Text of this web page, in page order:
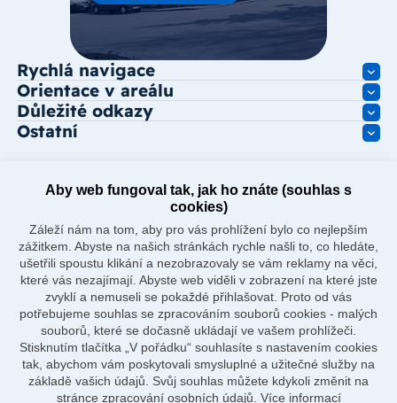
Rychlá navigace
Orientace v areálu
Důležité odkazy
Ostatní
Aby web fungoval tak, jak ho znáte (souhlas s
cookies)
Záleží nám na tom, aby pro vás prohlížení bylo co nejlepším
zážitkem. Abyste na našich stránkách rychle našli to, co hledáte,
ušetřili spoustu klikání a nezobrazovaly se vám reklamy na věci,
které vás nezajímají. Abyste web viděli v zobrazení na které jste
zvyklí a nemuseli se pokaždé přihlašovat. Proto od vás
potřebujeme souhlas se zpracováním souborů cookies - malých
souborů, které se dočasně ukládají ve vašem prohlížeči.
Stisknutím tlačítka „V pořádku“ souhlasíte s nastavením cookies
tak, abychom vám poskytovali smysluplné a užitečné služby na
základě vašich údajů. Svůj souhlas můžete kdykoli změnit na
stránce zpracování osobních údajů. Více informací